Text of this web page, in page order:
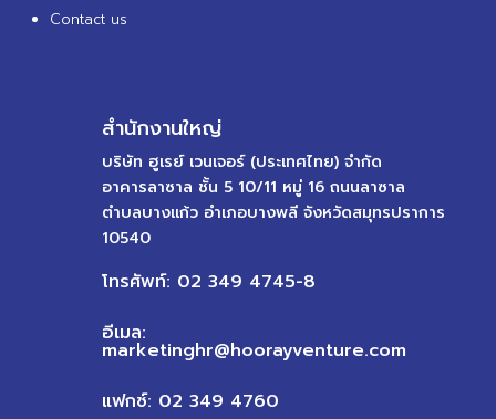
Contact us
สำนักงานใหญ่
บริษัท ฮูเรย์ เวนเจอร์ (ประเทศไทย) จำกัด
อาคารลาซาล ชั้น 5 10/11 หมู่ 16 ถนนลาซาล
ตำบลบางแก้ว อำเภอบางพลี จังหวัดสมุทรปราการ
10540
โทรศัพท์: 02 349 4745-8
อีเมล:
marketinghr@hoorayventure.com
แฟกซ์: 02 349 4760